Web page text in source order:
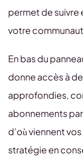
permet de suivre
votre
En bas du
donne accès à
approfondies,
abonnements
d’où viennent
stratégie en